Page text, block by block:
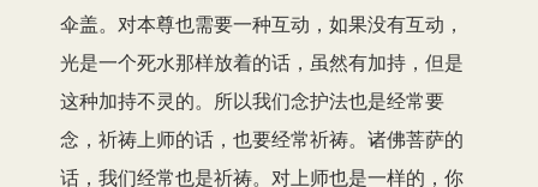
伞盖。对本尊也需要一种互动，如果没有互动，
光是一个死水那样放着的话，虽然有加持，但是
这种加持不灵的。所以我们念护法也是经常要
念，祈祷上师的话，也要经常祈祷。诸佛菩萨的
话，我们经常也是祈祷。对上师也是一样的，你